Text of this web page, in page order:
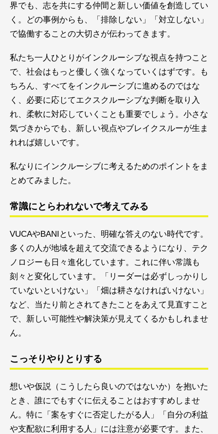
界でも、志を共にする仲間と新しい価値を創造してい
く。どの事例からも、「排除しない」「対立しない」
で協働することの大切さが伝わってきます。
私たち一人ひとりがインクルーシブな視点を持つこと
で、社会はもっと優しく強くなっていくはずです。も
ちろん、すべてをインクルーシブに進めるのではな
く、必要に応じてエクスクルーシブな判断を取り入
れ、柔軟に対応していくことも重要でしょう。小さな
気づきからでも、新しい視点やブレイクスルーが生ま
れれば嬉しいです。
私なりにインクルーシブに考えるためのポイントをま
とめてみました。
常識にとらわれないで考えてみる
VUCAやBANIといった、明確な答えのない時代です。
多くの人が地域を超えて交流できるようになり、テク
ノロジーも日々進化しています。これに伴い常識も
刻々と変化しています。「リーダーは必ずしっかりし
ていないといけない」「畑は耕さなければいけない」
など、当たり前とされてきたことをあえて見直すこと
で、新しい可能性や解決策が見えてくるかもしれませ
ん。
こっそりやりとりする
想いや仮説（こうしたら良いのではないか）を抱いた
とき、誰にでもすぐに伝えることはおすすめしませ
ん。特に「案をすぐに否定したがる人」「自分の利益
や支配欲に利用する人」には注意が必要です。また、